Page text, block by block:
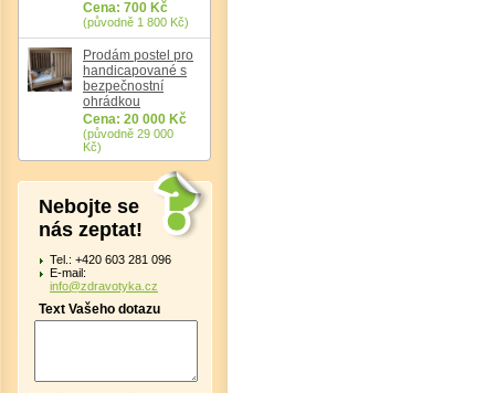
Cena: 700 Kč
(původně 1 800 Kč)
Prodám postel pro
handicapované s
bezpečnostní
ohrádkou
Cena: 20 000 Kč
(původně 29 000
Kč)
Nebojte se
nás zeptat!
Tel.: +420 603 281 096
E-mail:
info@zdravotyka.cz
Text Vašeho dotazu